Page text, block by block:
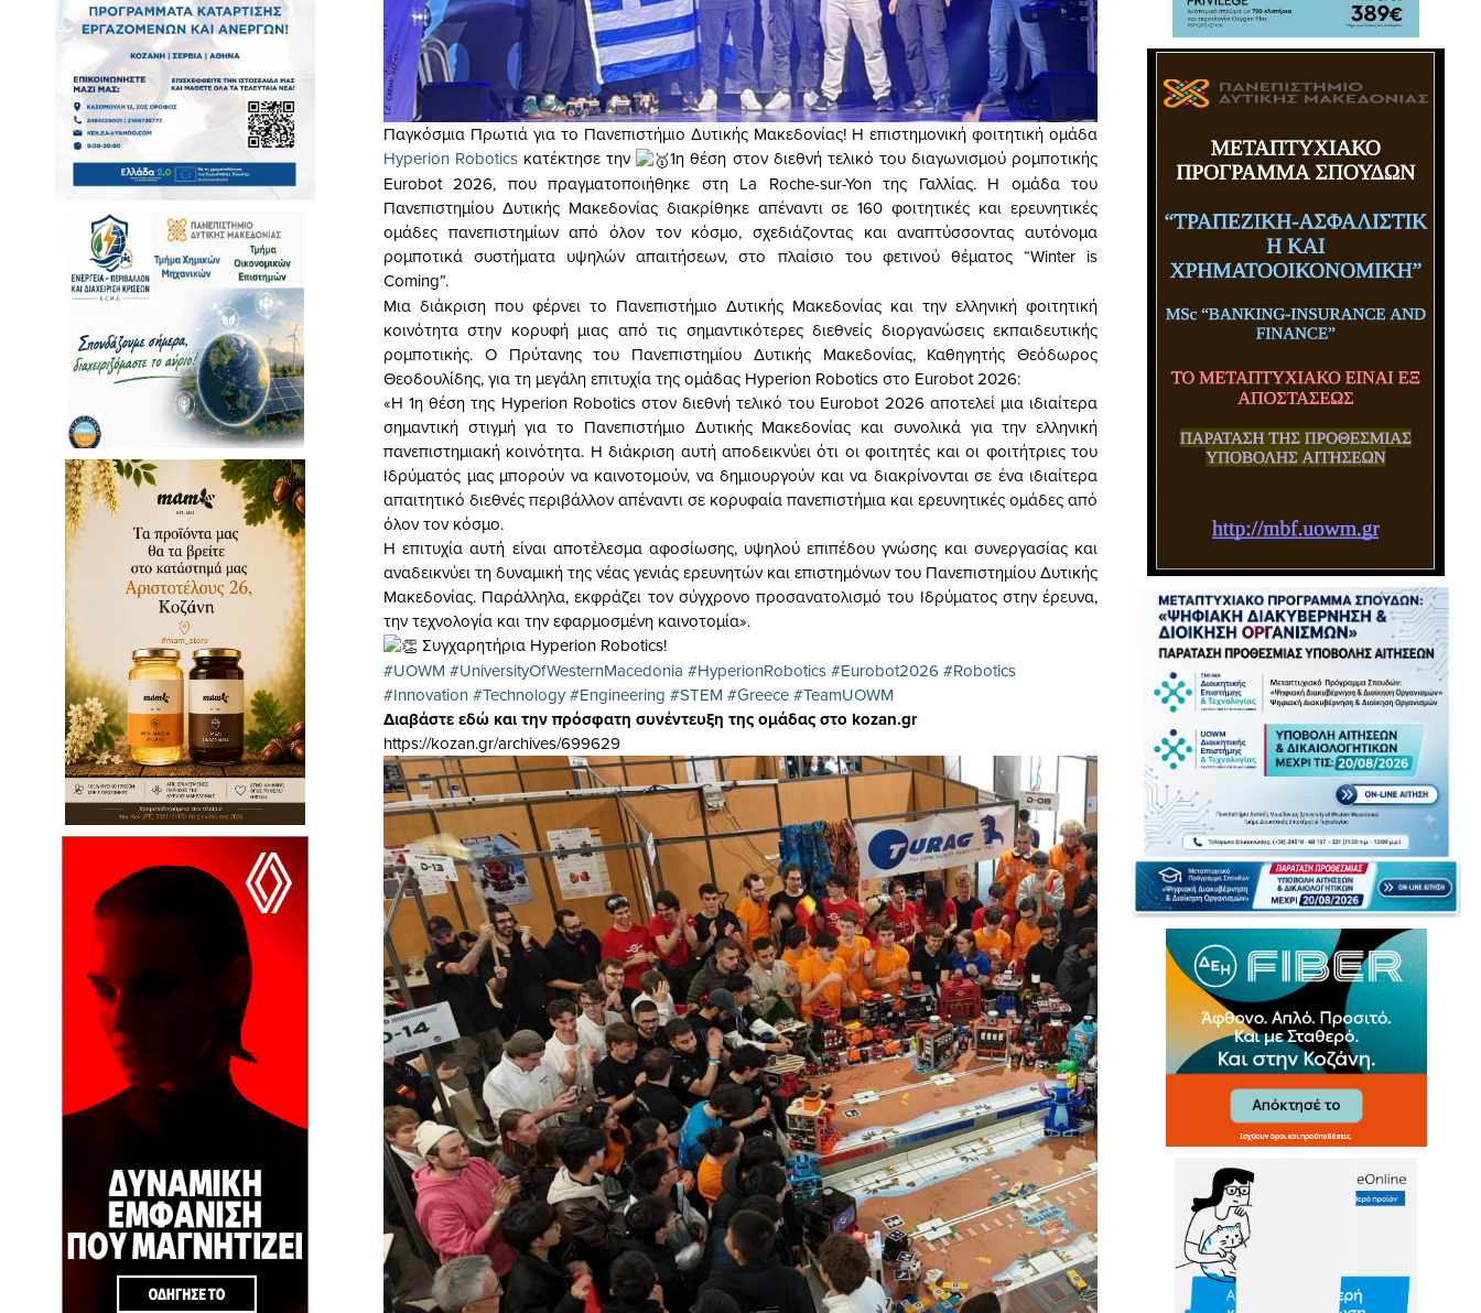
Παγκόσμια Πρωτιά για το Πανεπιστήμιο Δυτικής Μακεδονίας! Η επιστημονική φοιτητική ομάδα
Hyperion Robotics κατέκτησε την
1η θέση στον διεθνή τελικό του διαγωνισμού ρομποτικής
Eurobot 2026, που πραγματοποιήθηκε στη La Roche-sur-Yon της Γαλλίας. Η ομάδα του
Πανεπιστημίου Δυτικής Μακεδονίας διακρίθηκε απέναντι σε 160 φοιτητικές και ερευνητικές
ομάδες πανεπιστημίων από όλον τον κόσμο, σχεδιάζοντας και αναπτύσσοντας αυτόνομα
ρομποτικά συστήματα υψηλών απαιτήσεων, στο πλαίσιο του φετινού θέματος “Winter is
Coming”.
Μια διάκριση που φέρνει το Πανεπιστήμιο Δυτικής Μακεδονίας και την ελληνική φοιτητική
κοινότητα στην κορυφή μιας από τις σημαντικότερες διεθνείς διοργανώσεις εκπαιδευτικής
ρομποτικής. Ο Πρύτανης του Πανεπιστημίου Δυτικής Μακεδονίας, Καθηγητής Θεόδωρος
Θεοδουλίδης, για τη μεγάλη επιτυχία της ομάδας Hyperion Robotics στο Eurobot 2026:
«Η 1η θέση της Hyperion Robotics στον διεθνή τελικό του Eurobot 2026 αποτελεί μια ιδιαίτερα
σημαντική στιγμή για το Πανεπιστήμιο Δυτικής Μακεδονίας και συνολικά για την ελληνική
πανεπιστημιακή κοινότητα. Η διάκριση αυτή αποδεικνύει ότι οι φοιτητές και οι φοιτήτριες του
Ιδρύματός μας μπορούν να καινοτομούν, να δημιουργούν και να διακρίνονται σε ένα ιδιαίτερα
απαιτητικό διεθνές περιβάλλον απέναντι σε κορυφαία πανεπιστήμια και ερευνητικές ομάδες από
όλον τον κόσμο.
Η επιτυχία αυτή είναι αποτέλεσμα αφοσίωσης, υψηλού επιπέδου γνώσης και συνεργασίας και
αναδεικνύει τη δυναμική της νέας γενιάς ερευνητών και επιστημόνων του Πανεπιστημίου Δυτικής
Μακεδονίας. Παράλληλα, εκφράζει τον σύγχρονο προσανατολισμό του Ιδρύματος στην έρευνα,
την τεχνολογία και την εφαρμοσμένη καινοτομία».
Συγχαρητήρια Hyperion Robotics!
#UOWM #UniversityOfWesternMacedonia #HyperionRobotics#Eurobot2026 #Robotics
#Innovation#Technology#Engineering #STEM #Greece#TeamUOWM
Διαβάστε εδώ και την πρόσφατη συνέντευξη της ομάδας στο kozan.gr
https://kozan.gr/archives/699629